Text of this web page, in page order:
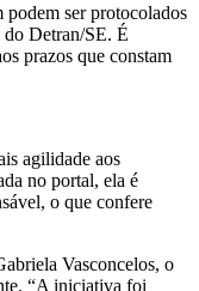
podem ser protocolados
do Detran/SE. É
prazos que constam
agilidade aos
no portal, ela é
o que confere
Vasconcelos, o
“A iniciativa foi